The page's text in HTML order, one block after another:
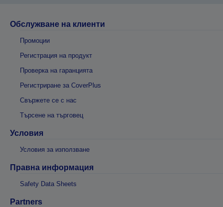
Обслужване на клиенти
Промоции
Регистрация на продукт
Проверка на гаранцията
Регистриране за CoverPlus
Свържете се с нас
Търсене на търговец
Условия
Условия за използване
Правна информация
Safety Data Sheets
Partners